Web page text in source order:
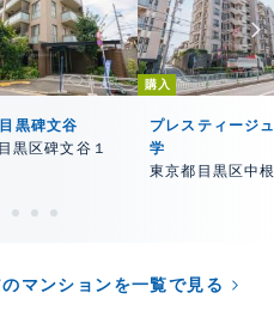
黒碑文谷
黒区碑文谷１
購入
プレスティージ
学
東京都目黒区中
マンションを一覧で見る